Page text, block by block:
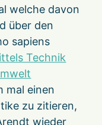
welche davon
über den
sapiens
Technik
mal einen
zu zitieren,
wieder